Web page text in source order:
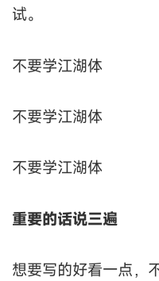
试。
不要学江湖体
不要学江湖体
不要学江湖体
重要的话说三遍
想要写的好看一点，